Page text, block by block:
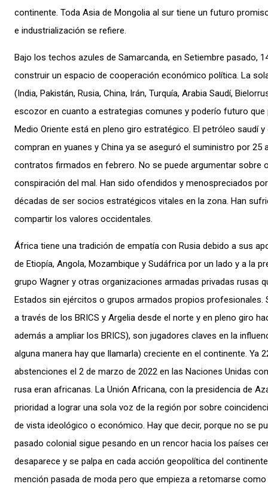
continente. Toda Asia de Mongolia al sur tiene un futuro
e industrialización se refiere.
Bajo los techos azules de Samarcanda, en Setiembre pasado,
construir un espacio de cooperación económico política. La
(India, Pakistán, Rusia, China, Irán, Turquía, Arabia Saudí,
escozor en cuanto a estrategias comunes y poderío futuro que
Medio Oriente está en pleno giro estratégico. El petróleo saudí
compran en yuanes y China ya se aseguró el suministro por 25
contratos firmados en febrero. No se puede argumentar sobre
conspiración del mal. Han sido ofendidos y menospreciados
décadas de ser socios estratégicos vitales en la zona. Han
compartir los valores occidentales.
África tiene una tradición de empatía con Rusia debido a sus
de Etiopía, Angola, Mozambique y Sudáfrica por un lado y a la
grupo Wagner y otras organizaciones armadas privadas rusas
Estados sin ejércitos o grupos armados propios profesionales.
a través de los BRICS y Argelia desde el norte y en pleno giro
además a ampliar los BRICS), son jugadores claves en la
alguna manera hay que llamarla) creciente en el continente. Ya
abstenciones el 2 de marzo de 2022 en las Naciones Unidas
rusa eran africanas. La Unión Africana, con la presidencia de
prioridad a lograr una sola voz de la región por sobre
de vista ideológico o económico. Hay que decir, porque no se
pasado colonial sigue pesando en un rencor hacia los países
desaparece y se palpa en cada acción geopolítica del
mención pasada de moda pero que empieza a retomarse